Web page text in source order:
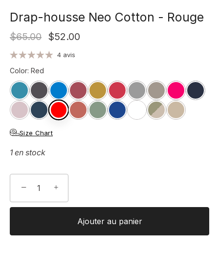
Drap-housse Neo Cotton - Rouge
$65.00 $52.00
4 avis
Color: Red
Size Chart
1 en stock
− +
Ajouter au panier